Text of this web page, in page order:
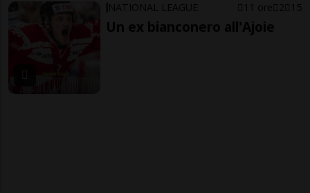
NATIONAL LEAGUE 11 ore 2 15
Un ex bianconero all'Ajoie